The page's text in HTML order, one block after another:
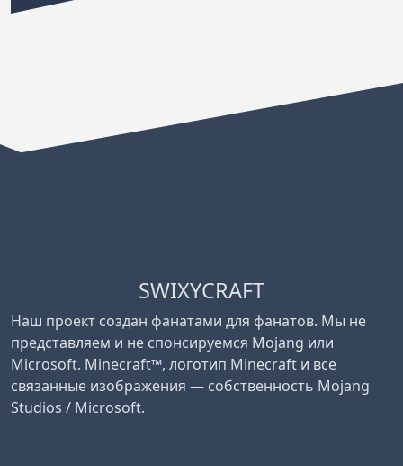
SWIXYCRAFT
Наш проект создан фанатами для фанатов. Мы не
представляем и не спонсируемся Mojang или
Microsoft. Minecraft™, логотип Minecraft и все
связанные изображения — собственность Mojang
Studios / Microsoft.